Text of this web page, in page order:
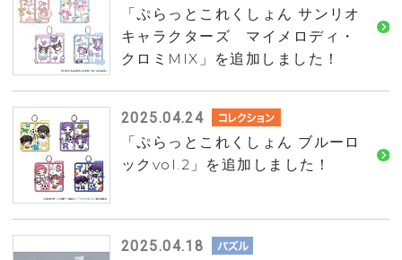
「ぷらっとこれくしょん サンリオ
キャラクターズ マイメロディ・
クロミMIX」を追加しました！
2025.04.24
「ぷらっとこれくしょん ブルーロ
ックvol.2」を追加しました！
2025.04.18